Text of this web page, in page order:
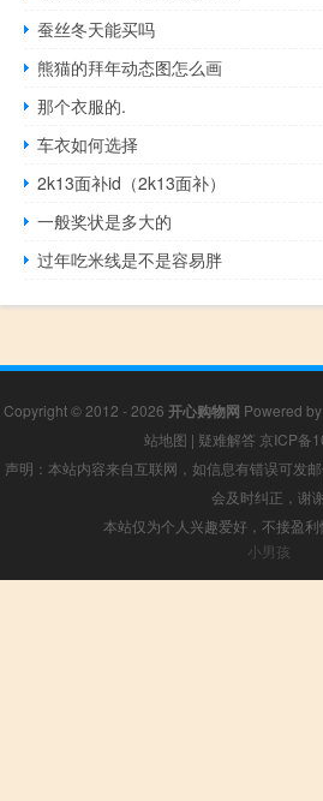
蚕丝冬天能买吗
熊猫的拜年动态图怎么画
那个衣服的.
车衣如何选择
2k13面补id（2k13面补）
一般奖状是多大的
过年吃米线是不是容易胖
Copyright © 2012 - 2026 开心购物网 Powered by
站地图 | 疑难解答 京ICP备
声明：本站内容来自互联网，如信息有错误可发
会及时纠正，谢
本站仅为个人兴趣爱好，不接盈
小男孩